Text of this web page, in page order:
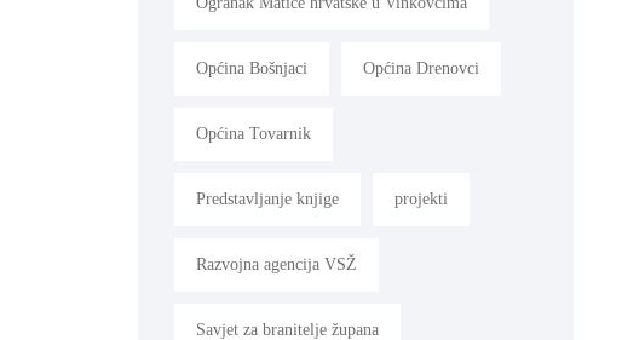
Općina Bošnjaci Općina Drenovci
Općina Tovarnik
Predstavljanje knjige projekti
Razvojna agencija VSŽ
Savjet za branitelje župana